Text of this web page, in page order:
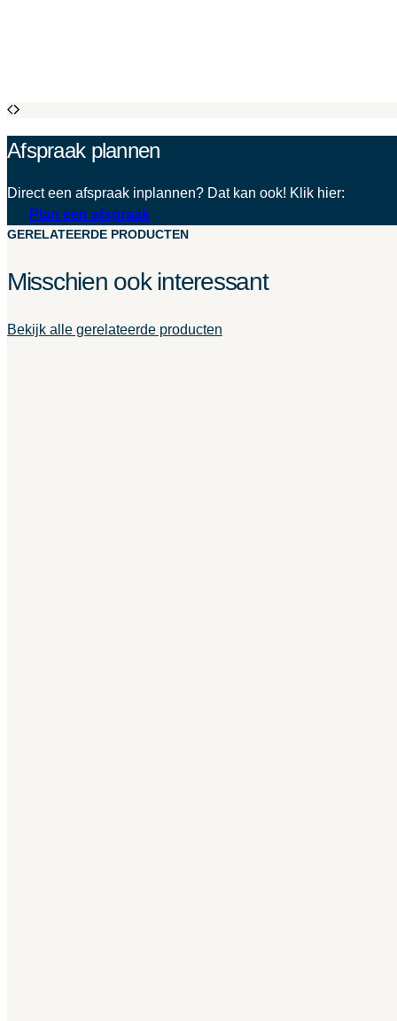
Afspraak plannen
Direct een afspraak inplannen? Dat kan ook! Klik hier:
Plan een afspraak
GERELATEERDE PRODUCTEN
Misschien ook interessant
Bekijk alle gerelateerde producten